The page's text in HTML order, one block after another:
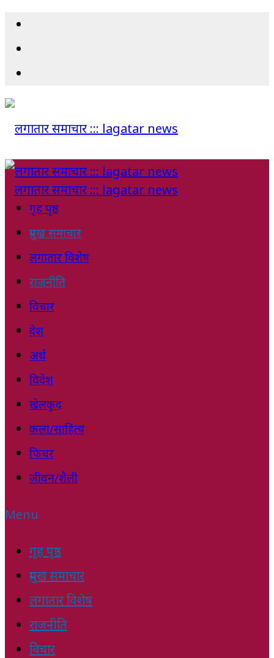
गृह पृष्ठ
प्रमुख समाचार
लगातार विशेष
राजनीति
विचार
देश
अर्थ
विदेश
खेलकुद
कला/साहित्य
फिचर
जीवन/शैली
Menu
गृह पृष्ठ
प्रमुख समाचार
लगातार विशेष
राजनीति
विचार